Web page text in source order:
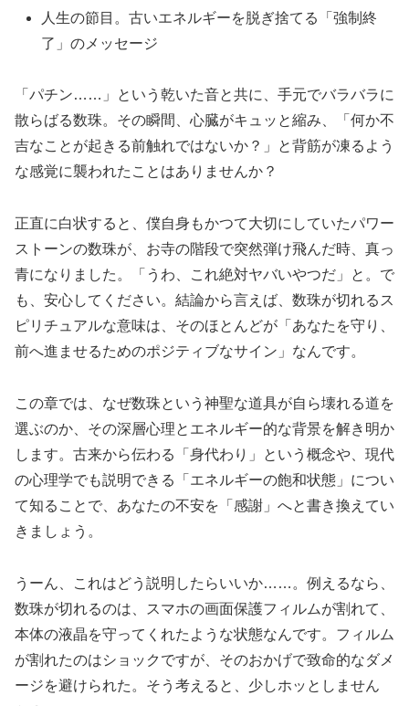
人生の節目。古いエネルギーを脱ぎ捨てる「強制終
了」のメッセージ
「パチン……」という乾いた音と共に、手元でバラバラに
散らばる数珠。その瞬間、心臓がキュッと縮み、「何か不
吉なことが起きる前触れではないか？」と背筋が凍るよう
な感覚に襲われたことはありませんか？
正直に白状すると、僕自身もかつて大切にしていたパワー
ストーンの数珠が、お寺の階段で突然弾け飛んだ時、真っ
青になりました。「うわ、これ絶対ヤバいやつだ」と。で
も、安心してください。結論から言えば、数珠が切れるス
ピリチュアルな意味は、そのほとんどが「あなたを守り、
前へ進ませるためのポジティブなサイン」なんです。
この章では、なぜ数珠という神聖な道具が自ら壊れる道を
選ぶのか、その深層心理とエネルギー的な背景を解き明か
します。古来から伝わる「身代わり」という概念や、現代
の心理学でも説明できる「エネルギーの飽和状態」につい
て知ることで、あなたの不安を「感謝」へと書き換えてい
きましょう。
うーん、これはどう説明したらいいか……。例えるなら、
数珠が切れるのは、スマホの画面保護フィルムが割れて、
本体の液晶を守ってくれたような状態なんです。フィルム
が割れたのはショックですが、そのおかげで致命的なダメ
ージを避けられた。そう考えると、少しホッとしません